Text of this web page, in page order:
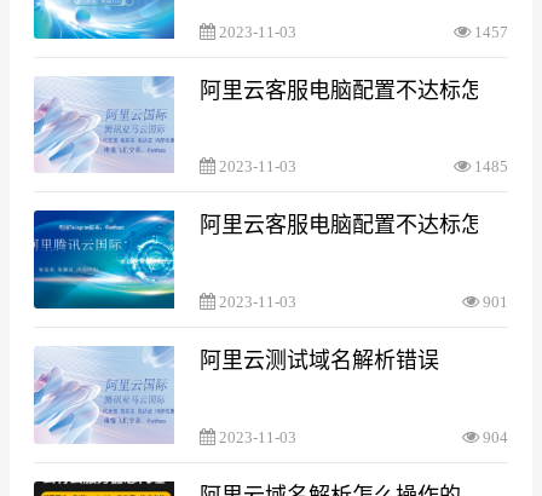
2023-11-03 1457
阿里云客服电脑配置不达标怎么处
2023-11-03 1485
阿里云客服电脑配置不达标怎么处
2023-11-03 901
阿里云测试域名解析错误
2023-11-03 904